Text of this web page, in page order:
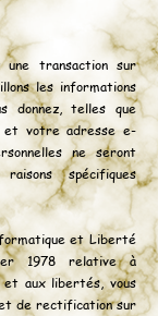
transaction sur
les informations
donnez, telles que
et votre adresse e-
ne seront
spécifiques
et Liberté
1978 relative à
et aux libertés, vous
et de rectification sur